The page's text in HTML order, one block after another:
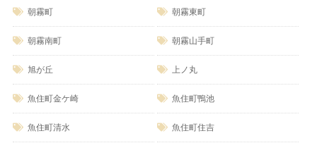
朝霧町 朝霧東町
朝霧南町 朝霧山手町
旭が丘 上ノ丸
魚住町金ケ崎 魚住町鴨池
魚住町清水 魚住町住吉